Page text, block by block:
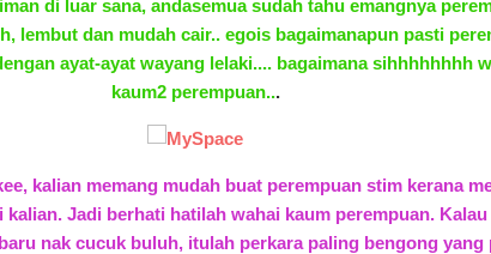
di luar sana, andasemua sudah tahu emangnya
lembut dan mudah cair.. egois bagaimanapun pasti
ayat-ayat wayang lelaki.... bagaimana sihhhhhhhh
kaum2 perempuan...
kalian memang mudah buat perempuan stim kerana
kalian. Jadi berhati hatilah wahai kaum perempuan. Kalau
nak cucuk buluh, itulah perkara paling bengong yang